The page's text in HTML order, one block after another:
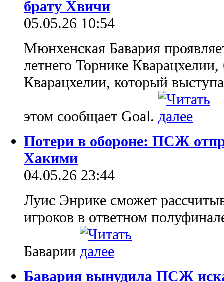
брату Хвичи
05.05.26 10:54
Мюнхенская Бавария
летнего Торнике
Кварацхелии, который
этом сообщает Goal.
Потери в обороне: ПСЖ
Хакими
04.05.26 23:44
Луис Энрике сможет
игроков в ответном
Баварии
Бавария вынудила ПСЖ